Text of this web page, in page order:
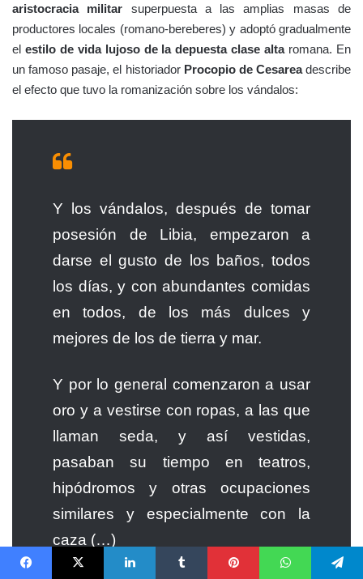
aristocracia militar superpuesta a las amplias masas de
productores locales (romano-bereberes) y adoptó gradualmente
el estilo de vida lujoso de la depuesta clase altaromana. En
un famoso pasaje, el historiadorProcopio de Cesareadescribe
el efecto que tuvo la romanización sobre los vándalos:
Y los vándalos, después de tomar
posesión de Libia, empezaron a
darse el gusto de los baños, todos
los días, y con abundantes comidas
en todos, de los más dulces y
mejores de los de tierra y mar.
Y por lo general comenzaron a usar
oro y a vestirse con ropas, a las que
llaman seda, y así vestidas,
pasaban su tiempo en teatros,
hipódromos y otras ocupaciones
similares y especialmente con la
caza (…)